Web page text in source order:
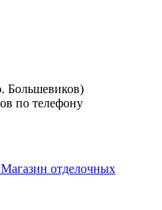
Большевиков)
по телефону